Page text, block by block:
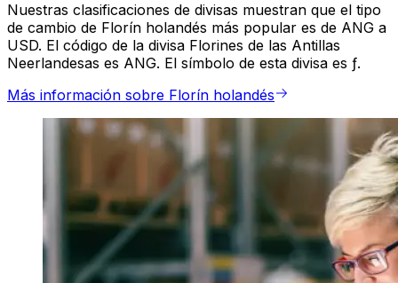
Nuestras clasificaciones de divisas muestran que el tipo
de cambio de Florín holandés más popular es de ANG a
USD. El código de la divisa Florines de las Antillas
Neerlandesas es ANG. El símbolo de esta divisa es ƒ.
Más información sobre Florín holandés